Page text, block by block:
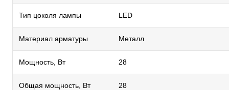
Тип цоколя лампы LED
Материал арматуры Металл
Мощность, Вт 28
Общая мощность, Вт 28